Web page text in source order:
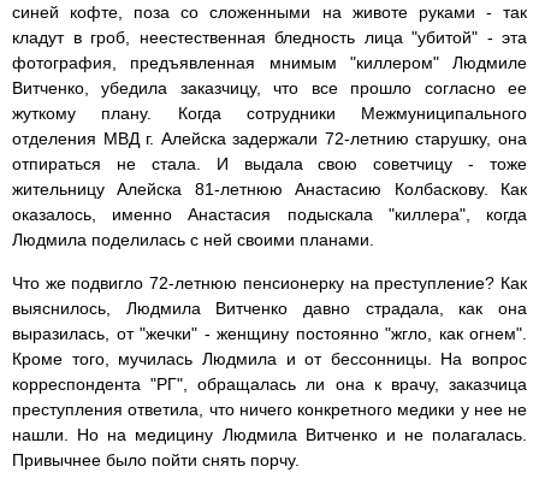
синей кофте, поза со сложенными на животе руками - так
кладут в гроб, неестественная бледность лица "убитой" - эта
фотография, предъявленная мнимым "киллером" Людмиле
Витченко, убедила заказчицу, что все прошло согласно ее
жуткому плану. Когда сотрудники Межмуниципального
отделения МВД г. Алейска задержали 72-летнию старушку, она
отпираться не стала. И выдала свою советчицу - тоже
жительницу Алейска 81-летнюю Анастасию Колбаскову. Как
оказалось, именно Анастасия подыскала "киллера", когда
Людмила поделилась с ней своими планами.
Что же подвигло 72-летнюю пенсионерку на преступление? Как
выяснилось, Людмила Витченко давно страдала, как она
выразилась, от "жечки" - женщину постоянно "жгло, как огнем".
Кроме того, мучилась Людмила и от бессонницы. На вопрос
корреспондента "РГ", обращалась ли она к врачу, заказчица
преступления ответила, что ничего конкретного медики у нее не
нашли. Но на медицину Людмила Витченко и не полагалась.
Привычнее было пойти снять порчу.